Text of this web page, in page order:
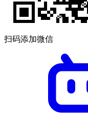
扫码添加微信